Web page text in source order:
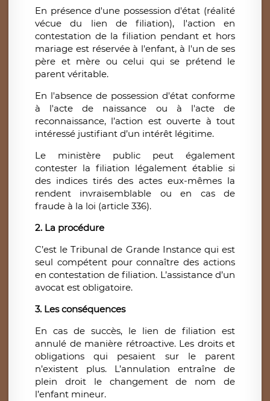
En présence d'une possession d'état (réalité
vécue du lien de filiation), l'action en
contestation de la filiation pendant et hors
mariage est réservée à l'enfant, à l'un de ses
père et mère ou celui qui se prétend le
parent véritable.
En l'absence de possession d'état conforme
à l'acte de naissance ou à l'acte de
reconnaissance, l’action est ouverte à tout
intéressé justifiant d’un intérêt légitime.
Le ministère public peut également
contester la filiation légalement établie si
des indices tirés des actes eux-mêmes la
rendent invraisemblable ou en cas de
fraude à la loi (article 336).
2. La procédure
C’est le Tribunal de Grande Instance qui est
seul compétent pour connaître des actions
en contestation de filiation. L’assistance d’un
avocat est obligatoire.
3. Les conséquences
En cas de succès, le lien de filiation est
annulé de manière rétroactive. Les droits et
obligations qui pesaient sur le parent
n’existent plus. L’annulation entraîne de
plein droit le changement de nom de
l’enfant mineur.